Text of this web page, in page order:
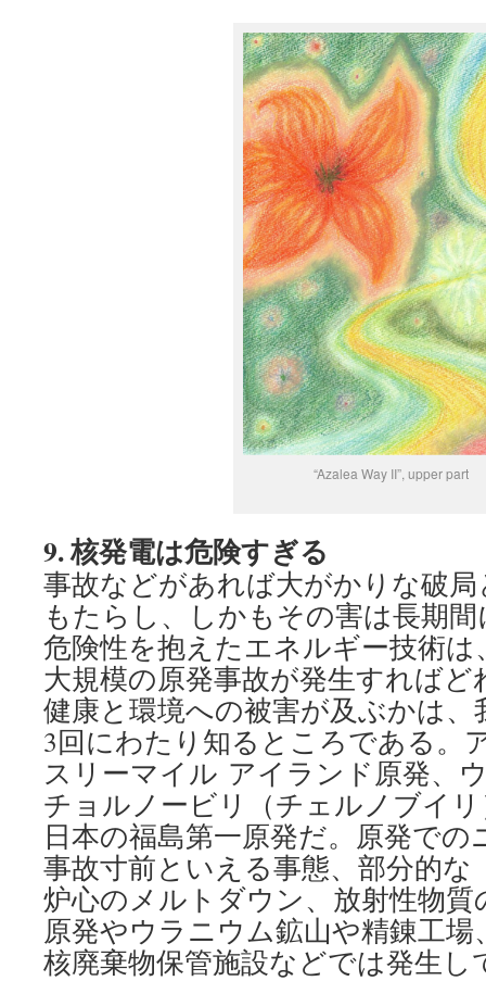
“Azalea Way II”, upper part
9.核発電は危険すぎる
事故などがあれば大がかりな破
もたらし、しかもその害は長期
危険性を抱えたエネルギー技術
大規模の原発事故が発生すればど
健康と環境への被害が及ぶかは、
3回にわたり知るところである。
スリーマイル アイランド原発、
チョルノービリ（チェルノブイ
日本の福島第一原発だ。原発での
事故寸前といえる事態、部分的な
炉心のメルトダウン、放射性物質
原発やウラニウム鉱山や精錬工場
核廃棄物保管施設などでは発生し